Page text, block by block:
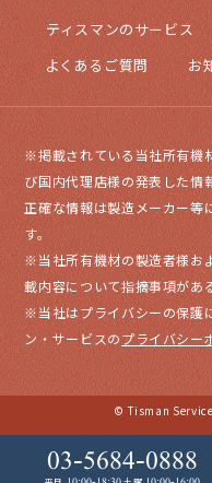
ティスマンのサービス
よくあるご質問
お
※掲載されている当社所有機
び国内代理店様の発表した情
正確な情報は製造メーカー等
す。
※当社所有機材の製造者様お
載内容について指摘事項があ
※当社はプライバシーの保護
ン・サービスのプライバシー
© Tisman
03-5684-0888